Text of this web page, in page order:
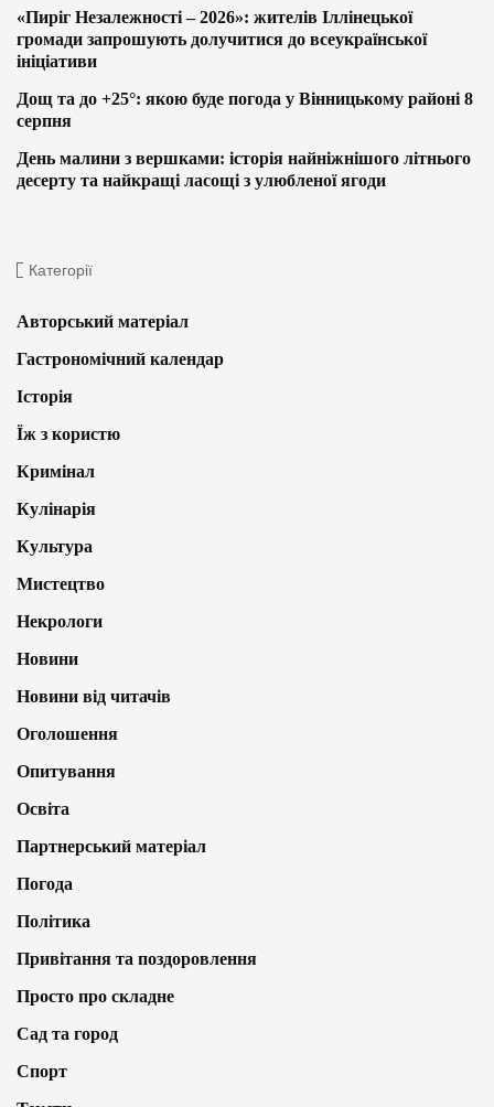
«Пиріг Незалежності – 2026»: жителів Іллінецької
громади запрошують долучитися до всеукраїнської
ініціативи
Дощ та до +25°: якою буде погода у Вінницькому районі 8
серпня
День малини з вершками: історія найніжнішого літнього
десерту та найкращі ласощі з улюбленої ягоди
Категорії
Авторський матеріал
Гастрономічний календар
Історія
Їж з користю
Кримінал
Кулінарія
Культура
Мистецтво
Некрологи
Новини
Новини від читачів
Оголошення
Опитування
Освіта
Партнерський матеріал
Погода
Політика
Привітання та поздоровлення
Просто про складне
Сад та город
Спорт